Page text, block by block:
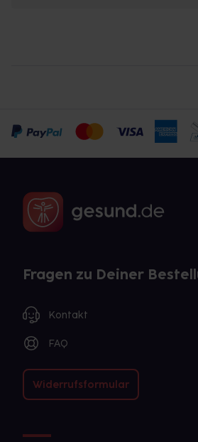
Fragen zu Deiner
Kontakt
FAQ
Widerrufsformular